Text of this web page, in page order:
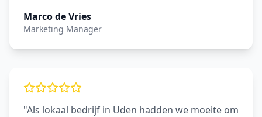
Marco de Vries
Marketing Manager
"Als lokaal bedrijf in Uden hadden we moeite om